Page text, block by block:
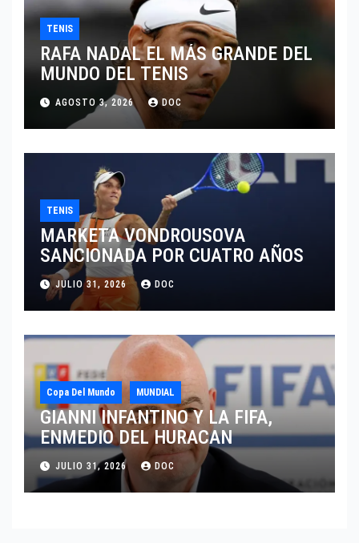
TENIS
RAFA NADAL EL MÁS GRANDE DEL
MUNDO DEL TENIS
AGOSTO 3, 2026 DOC
TENIS
MARKETA VONDROUSOVA
SANCIONADA POR CUATRO AÑOS
JULIO 31, 2026 DOC
Copa Del Mundo MUNDIAL
GIANNI INFANTINO Y LA FIFA,
ENMEDIO DEL HURACAN
JULIO 31, 2026 DOC